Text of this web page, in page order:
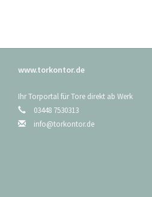
www.torkontor.de
Ihr Torportal für Tore direkt ab Werk
03448 7530313
info@torkontor.de